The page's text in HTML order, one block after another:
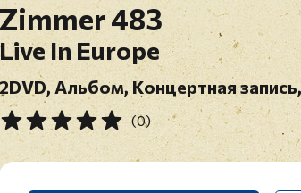
Zimmer 483
Live In Europe
2DVD, Альбом, Концертная
(0)